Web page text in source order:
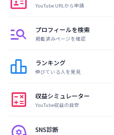
YouTube URLから申請
manage_search プロフィールを検索
掲載済みページを確認
leaderboard ランキング
伸びている人を発見
calculate 収益シミュレーター
YouTube収益の目安
SNS診断